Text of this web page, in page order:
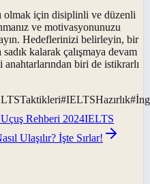
olmak için disiplinli ve düzenli
ve motivasyonunuzu
Hedeflerinizi belirleyin, bir
kalarak çalışmaya devam
anahtarlarından biri de istikrarlı
#IELTSHazırlık#
Rehberi 2024IELTS
Ulaşılır? İşte Sırlar!